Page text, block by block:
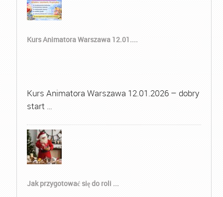
Kurs Animatora Warszawa 12.01....
Kurs Animatora Warszawa 12.01.2026 – dobry
start …
Jak przygotować się do roli ...